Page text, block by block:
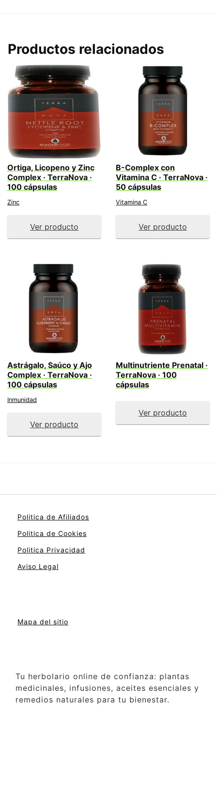
Productos relacionados
Ortiga, Licopeno y Zinc
Complex · TerraNova ·
100 cápsulas
Zinc
Ver producto
B-Complex con
Vitamina C · TerraNova ·
50 cápsulas
Vitamina C
Ver producto
Astrágalo, Saúco y Ajo
Complex · TerraNova ·
100 cápsulas
Inmunidad
Ver producto
Multinutriente Prenatal ·
TerraNova · 100
cápsulas
Ver producto
Politica de Afiliados
Politica de Cookies
Politica Privacidad
Aviso Legal
Mapa del sitio
Tu herbolario online de confianza: plantas
medicinales, infusiones, aceites esenciales y
remedios naturales para tu bienestar.